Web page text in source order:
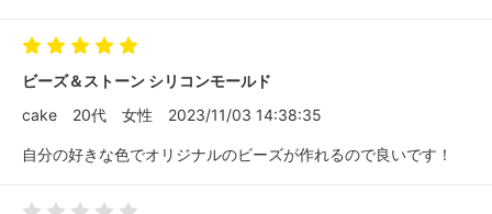
ビーズ＆ストーン シリコンモールド
cake
20代 女性 2023/11/03 14:38:35
自分の好きな色でオリジナルのビーズが作れるので良いです！